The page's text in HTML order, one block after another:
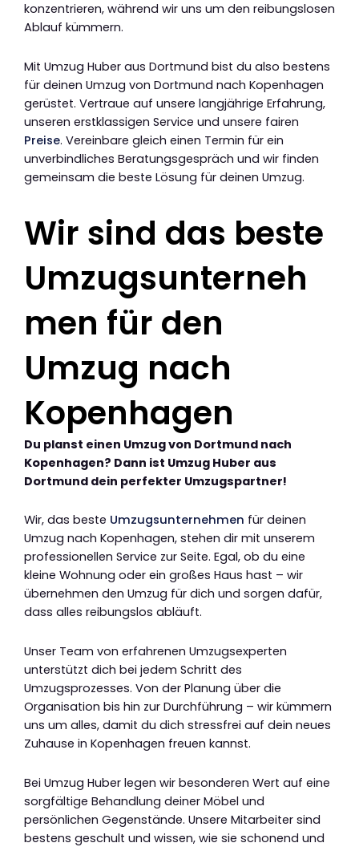
konzentrieren, während wir uns um den reibungslosen
Ablauf kümmern.
Mit Umzug Huber aus Dortmund bist du also bestens
für deinen Umzug von Dortmund nach Kopenhagen
gerüstet. Vertraue auf unsere langjährige Erfahrung,
unseren erstklassigen Service und unsere fairen
Preise. Vereinbare gleich einen Termin für ein
unverbindliches Beratungsgespräch und wir finden
gemeinsam die beste Lösung für deinen Umzug.
Wir sind das beste
Umzugsunterneh
men für den
Umzug nach
Kopenhagen
Du planst einen Umzug von Dortmund nach
Kopenhagen? Dann ist Umzug Huber aus
Dortmund dein perfekter Umzugspartner!
Wir, das beste Umzugsunternehmen für deinen
Umzug nach Kopenhagen, stehen dir mit unserem
professionellen Service zur Seite. Egal, ob du eine
kleine Wohnung oder ein großes Haus hast – wir
übernehmen den Umzug für dich und sorgen dafür,
dass alles reibungslos abläuft.
Unser Team von erfahrenen Umzugsexperten
unterstützt dich bei jedem Schritt des
Umzugsprozesses. Von der Planung über die
Organisation bis hin zur Durchführung – wir kümmern
uns um alles, damit du dich stressfrei auf dein neues
Zuhause in Kopenhagen freuen kannst.
Bei Umzug Huber legen wir besonderen Wert auf eine
sorgfältige Behandlung deiner Möbel und
persönlichen Gegenstände. Unsere Mitarbeiter sind
bestens geschult und wissen, wie sie schonend und